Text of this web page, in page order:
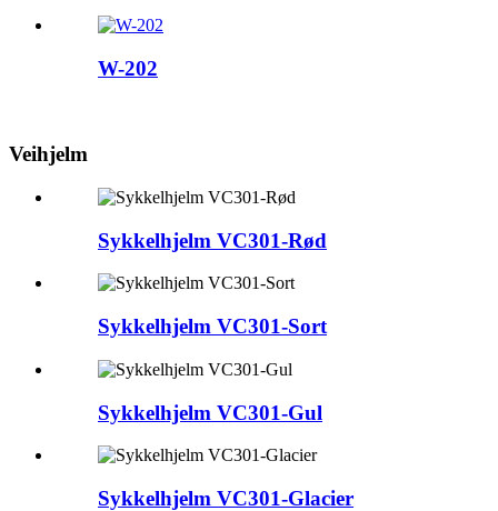
W-202
Veihjelm
Sykkelhjelm VC301-Rød
Sykkelhjelm VC301-Sort
Sykkelhjelm VC301-Gul
Sykkelhjelm VC301-Glacier